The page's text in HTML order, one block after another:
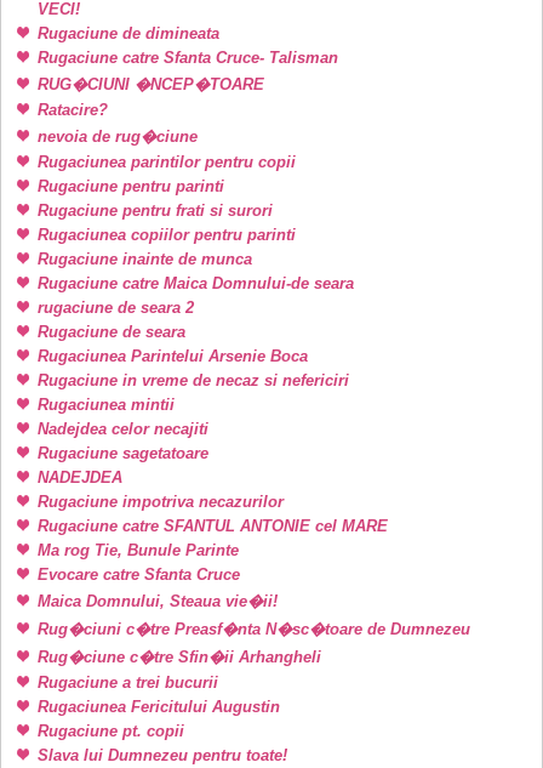
VECI!
Rugaciune de dimineata
Rugaciune catre Sfanta Cruce- Talisman
RUG�CIUNI �NCEP�TOARE
Ratacire?
nevoia de rug�ciune
Rugaciunea parintilor pentru copii
Rugaciune pentru parinti
Rugaciune pentru frati si surori
Rugaciunea copiilor pentru parinti
Rugaciune inainte de munca
Rugaciune catre Maica Domnului-de seara
rugaciune de seara 2
Rugaciune de seara
Rugaciunea Parintelui Arsenie Boca
Rugaciune in vreme de necaz si nefericiri
Rugaciunea mintii
Nadejdea celor necajiti
Rugaciune sagetatoare
NADEJDEA
Rugaciune impotriva necazurilor
Rugaciune catre SFANTUL ANTONIE cel MARE
Ma rog Tie, Bunule Parinte
Evocare catre Sfanta Cruce
Maica Domnului, Steaua vie�ii!
Rug�ciuni c�tre Preasf�nta N�sc�toare de Dumnezeu
Rug�ciune c�tre Sfin�ii Arhangheli
Rugaciune a trei bucurii
Rugaciunea Fericitului Augustin
Rugaciune pt. copii
Slava lui Dumnezeu pentru toate!